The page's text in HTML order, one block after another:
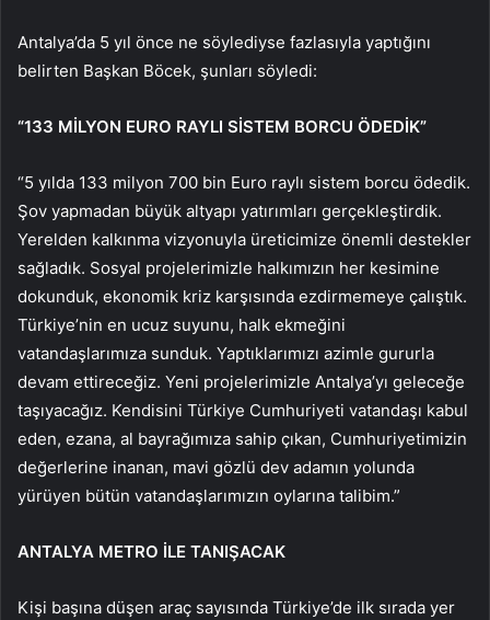
Antalya’da 5 yıl önce ne söylediyse fazlasıyla yaptığını
belirten Başkan Böcek, şunları söyledi:
“133 MİLYON EURO RAYLI SİSTEM BORCU ÖDEDİK”
“5 yılda 133 milyon 700 bin Euro raylı sistem borcu ödedik.
Şov yapmadan büyük altyapı yatırımları gerçekleştirdik.
Yerelden kalkınma vizyonuyla üreticimize önemli destekler
sağladık. Sosyal projelerimizle halkımızın her kesimine
dokunduk, ekonomik kriz karşısında ezdirmemeye çalıştık.
Türkiye’nin en ucuz suyunu, halk ekmeğini
vatandaşlarımıza sunduk. Yaptıklarımızı azimle gururla
devam ettireceğiz. Yeni projelerimizle Antalya’yı geleceğe
taşıyacağız. Kendisini Türkiye Cumhuriyeti vatandaşı kabul
eden, ezana, al bayrağımıza sahip çıkan, Cumhuriyetimizin
değerlerine inanan, mavi gözlü dev adamın yolunda
yürüyen bütün vatandaşlarımızın oylarına talibim.”
ANTALYA METRO İLE TANIŞACAK
Kişi başına düşen araç sayısında Türkiye’de ilk sırada yer